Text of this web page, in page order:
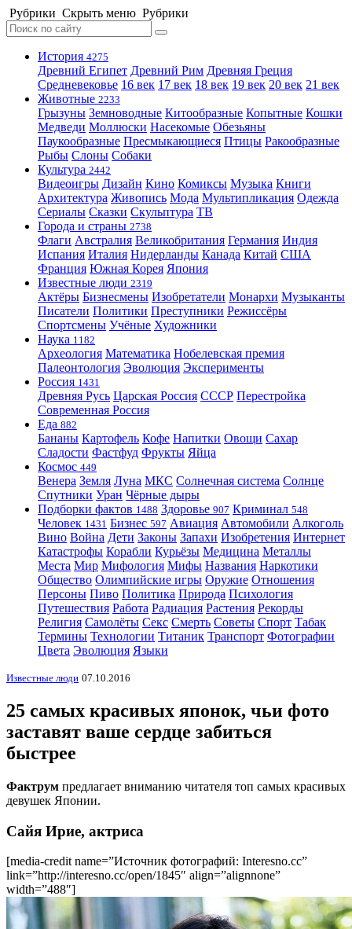
Рубрики Скрыть меню Рубрики
История 4275
Древний Египет Древний Рим Древняя Греция
Средневековье 16 век 17 век 18 век 19 век 20 век 21 век
Животные 2233
Грызуны Земноводные Китообразные Копытные Кошки
Медведи Моллюски Насекомые Обезьяны
Паукообразные Пресмыкающиеся Птицы Ракообразные
Рыбы Слоны Собаки
Культура 2442
Видеоигры Дизайн Кино Комиксы Музыка Книги
Архитектура Живопись Мода Мультипликация Одежда
Сериалы Сказки Скульптура ТВ
Города и страны 2738
Флаги Австралия Великобритания Германия Индия
Испания Италия Нидерланды Канада Китай США
Франция Южная Корея Япония
Известные люди 2319
Актёры Бизнесмены Изобретатели Монархи Музыканты
Писатели Политики Преступники Режиссёры
Спортсмены Учёные Художники
Наука 1182
Археология Математика Нобелевская премия
Палеонтология Эволюция Эксперименты
Россия 1431
Древняя Русь Царская Россия СССР Перестройка
Современная Россия
Еда 882
Бананы Картофель Кофе Напитки Овощи Сахар
Сладости Фастфуд Фрукты Яйца
Космос 449
Венера Земля Луна МКС Солнечная система Солнце
Спутники Уран Чёрные дыры
Подборки фактов 1488 Здоровье 907 Криминал 548
Человек 1431 Бизнес 597 Авиация Автомобили Алкоголь
Вино Война Дети Законы Запахи Изобретения Интернет
Катастрофы Корабли Курьёзы Медицина Металлы
Места Мир Мифология Мифы Названия Наркотики
Общество Олимпийские игры Оружие Отношения
Персоны Пиво Политика Природа Психология
Путешествия Работа Радиация Растения Рекорды
Религия Самолёты Секс Смерть Советы Спорт Табак
Термины Технологии Титаник Транспорт Фотографии
Цвета Эволюция Языки
Известные люди 07.10.2016
25 самых красивых японок, чьи фото
заставят ваше сердце забиться
быстрее
Фактрум предлагает вниманию читателя топ самых красивых
девушек Японии.
Сайя Ирие, актриса
[media-credit name=”Источник фотографий: Interesno.cc”
link=”http://interesno.cc/open/1845″ align=”alignnone”
width=”488″]